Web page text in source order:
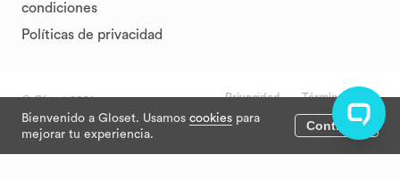
Bienvenido a Gloset. Usamos cookies para
mejorar tu experiencia.
Continuar
condiciones
Políticas de privacidad
© Gloset 2021 Privacidad Términos